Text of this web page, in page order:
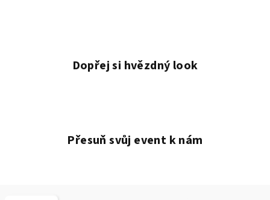
Dopřej si hvězdný look
Přesuň svůj event k nám